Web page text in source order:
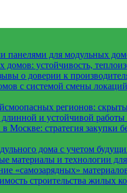
панелями для модульных
устойчивость,
о доверии к
с системой смены
регионов:
и устойчивой
Москве: стратегия закупки
дома с учетом
материалы и технологии
«самозарядных»
строительства жилых